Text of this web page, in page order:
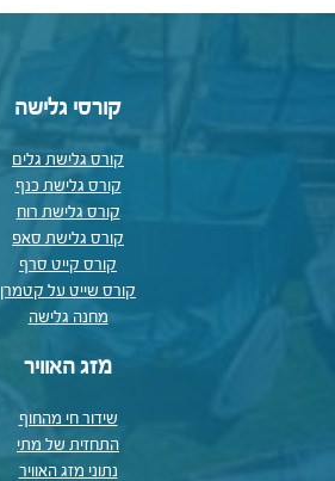
קורסי גלישה
קורס גלישת גלים
קורס גלישת כנף
קורס גלישת רוח
קורס גלישת סאפ
קורס קייט סרף
קורס שייט על קטמרן
מחנה גלישה
מזג האוויר
שידור חי מהחוף
התחזית של מתי
נתוני מזג האוויר